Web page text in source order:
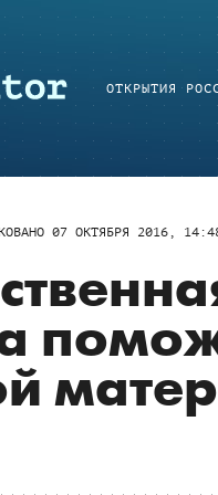
ОТКРЫТИЯ
07 ОКТЯБРЯ 2016,